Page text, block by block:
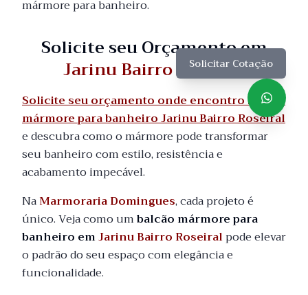
mármore para banheiro.
Solicite seu Orçamento em
Jarinu Bairro Roseiral
Solicite seu orçamento onde encontro balcão
mármore para banheiro Jarinu Bairro Roseiral
e descubra como o mármore pode transformar
seu banheiro com estilo, resistência e
acabamento impecável.
NaMarmoraria Domingues, cada projeto é
único. Veja como umbalcão mármore para
banheiro emJarinu Bairro Roseiralpode elevar
o padrão do seu espaço com elegância e
funcionalidade.
Solicitar Cotação